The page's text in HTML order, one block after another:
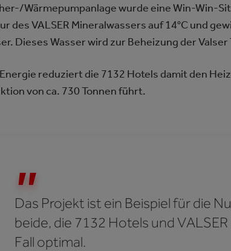
Wärmepumpanlage wurde eine Win-Win-
des VALSER Mineralwassers auf 14°C und
Dieses Wasser wird zur Beheizung der
reduziert die 7132 Hotels damit den
von ca. 730 Tonnen führt.
Das Projekt ist ein Beispiel für die
beide, die 7132 Hotels und
Fall optimal.